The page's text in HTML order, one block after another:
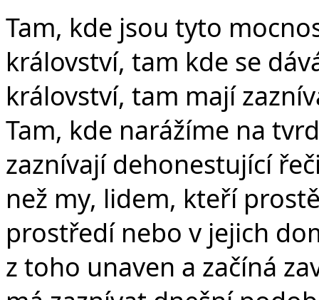
Tam, kde jsou tyto
království, tam kde se
království, tam mají
Tam, kde narážíme na
zaznívají dehonestující
než my, lidem, kteří
prostředí nebo v jejich
z toho unaven a začíná